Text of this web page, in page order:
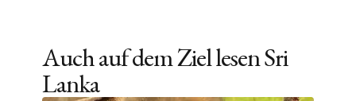
Auch auf dem Ziel lesenSri
Lanka